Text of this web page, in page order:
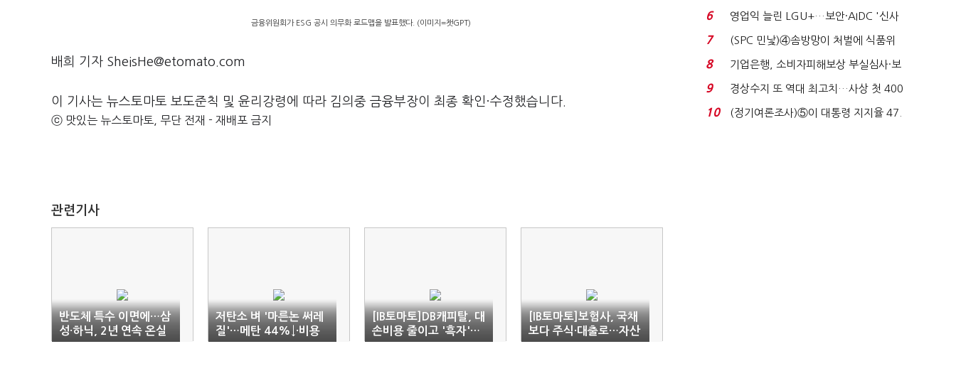
금융위원회가 ESG 공시 의무화 로드맵을 발표했다. (이미지=챗GPT)
배희 기자 SheisHe@etomato.com
이 기사는 뉴스토마토 보도준칙 및 윤리강령에 따라 김의중 금융부장이 최종 확인·수정했습니다.
ⓒ 맛있는 뉴스토마토, 무단 전재 - 재배포 금지
관련기사
반도체 특수 이면에…삼
성·하닉, 2년 연속 온실
가스 배출량 상승
저탄소 벼 '마른논 써레
질'…메탄 44%↓·비용
절감↑
[IB토마토]DB캐피탈, 대
손비용 줄이고 '흑자'…
자산 성장 재시동
[IB토마토]보험사, 국채
보다 주식·대출로…자산
운용 공격 모드
세 구하기 더 ...
6
영업익 늘린 LGU+…보안·AIDC '신사
업 드라이브'...
7
(SPC 민낯)④솜방망이 처벌에 식품위
생법 위반 반복...
8
기업은행, 소비자피해보상 부실심사·보
이스피싱 공시 ...
9
경상수지 또 역대 최고치…사상 첫 400
억달러에 '3% 성...
10
(정기여론조사)⑤이 대통령 지지율 47.